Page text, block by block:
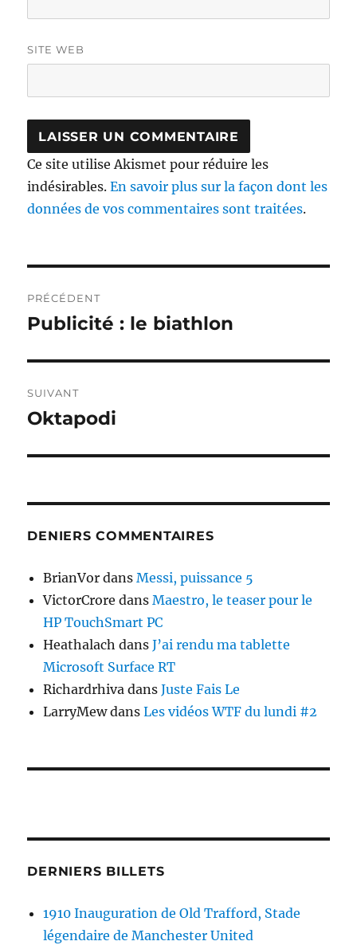
SITE WEB
Ce site utilise Akismet pour réduire les
indésirables.En savoir plus sur la façon dont les
données de vos commentaires sont traitées.
de
PRÉCÉDENT
Publication
Publicité : le biathlon
SUIVANT
Publication
Oktapodi
DENIERS COMMENTAIRES
BrianVor dansMessi, puissance 5
VictorCrore dansMaestro, le teaser pour le
HP TouchSmart PC
Heathalach dansJ’ai rendu ma tablette
Microsoft Surface RT
Richardrhiva dansJuste Fais Le
LarryMewdansLes vidéos WTF du lundi #2
DERNIERS BILLETS
1910 Inauguration de Old Trafford, Stade
légendaire de Manchester United